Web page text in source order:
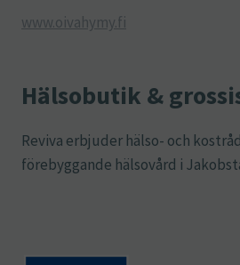
www.oivahymy.fi
Hälsobutik &
Reviva erbjuder hälso- och
förebyggande hälsovård i